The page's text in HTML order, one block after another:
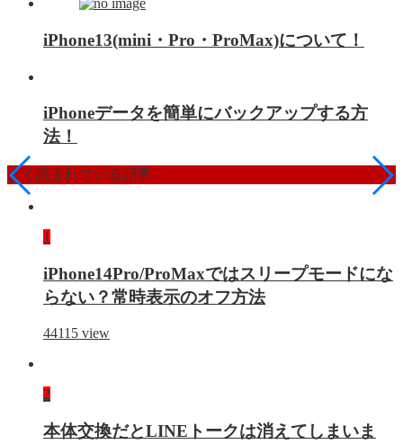
iPhone13(mini・Pro・ProMax)について！
iPhoneデータを簡単にバックアップする方
法！
よく読まれている記事
1
iPhone14Pro/ProMaxではスリープモードにな
らない？常時表示のオフ方法
44115 view
2
本体交換だとLINEトークは消えてしまいま